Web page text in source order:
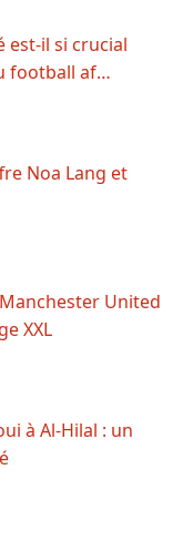
est-il si crucial
football af…
Noa Lang et
United
XXL
à Al-Hilal : un